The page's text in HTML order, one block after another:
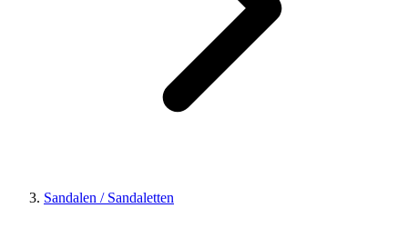
Sandalen / Sandaletten